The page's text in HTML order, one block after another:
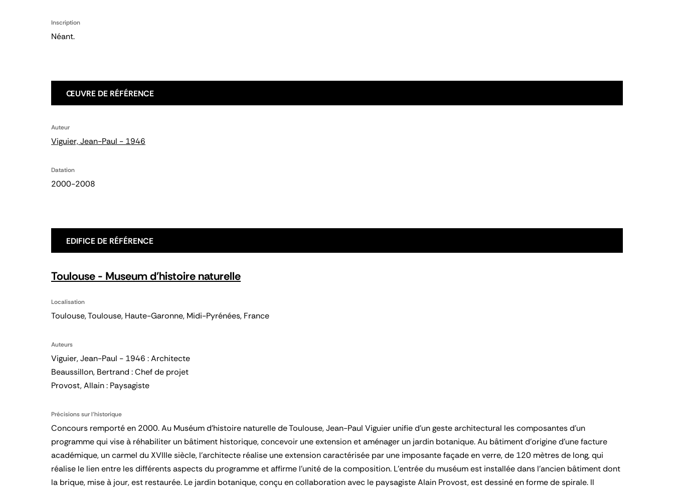
Inscription
Néant.
ŒUVRE DE RÉFÉRENCE
Auteur
Viguier, Jean-Paul - 1946
Datation
2000-2008
EDIFICE DE RÉFÉRENCE
Toulouse - Museum d'histoire naturelle
Localisation
Toulouse, Toulouse, Haute-Garonne, Midi-Pyrénées, France
Auteurs
Viguier, Jean-Paul - 1946 : Architecte
Beaussillon, Bertrand : Chef de projet
Provost, Allain : Paysagiste
Précisions sur l'historique
Concours remporté en 2000. Au Muséum d’histoire naturelle de Toulouse, Jean-Paul Viguier unifie d’un geste architectural les composantes d’un
programme qui vise à réhabiliter un bâtiment historique, concevoir une extension et aménager un jardin botanique. Au bâtiment d’origine d’une facture
académique, un carmel du XVIIIe siècle, l’architecte réalise une extension caractérisée par une imposante façade en verre, de 120 mètres de long, qui
réalise le lien entre les différents aspects du programme et affirme l’unité de la composition. L’entrée du muséum est installée dans l’ancien bâtiment dont
la brique, mise à jour, est restaurée. Le jardin botanique, conçu en collaboration avec le paysagiste Alain Provost, est dessiné en forme de spirale. Il